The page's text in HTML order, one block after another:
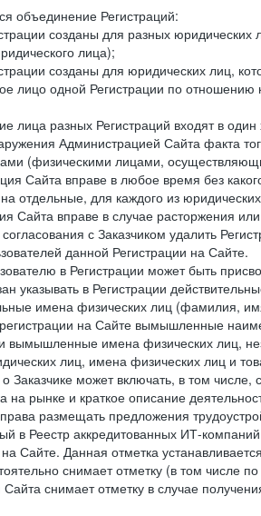
объединение Регистраций:
созданы для разных
лица);
созданы для юридических лиц,
лицо одной Регистрации по отношению
лица разных Регистраций входят в
Администрацией Сайта факта
(физическими лицами,
Сайта вправе в любое время без
отдельные, для каждого из
Сайта вправе в случае расторжения
с Заказчиком удалить
данной Регистрации на Сайте.
в Регистрации может быть
указывать в Регистрации
имена физических лиц (фамилия,
на Сайте вымышленные
вымышленные имена физических лиц,
лиц, имена физических лиц и
может включать, в том
на рынке и краткое описание
размещать предложения
в Реестр аккредитованных ИТ-
Сайте. Данная отметка
снимает отметку (в том числе
снимает отметку в случае